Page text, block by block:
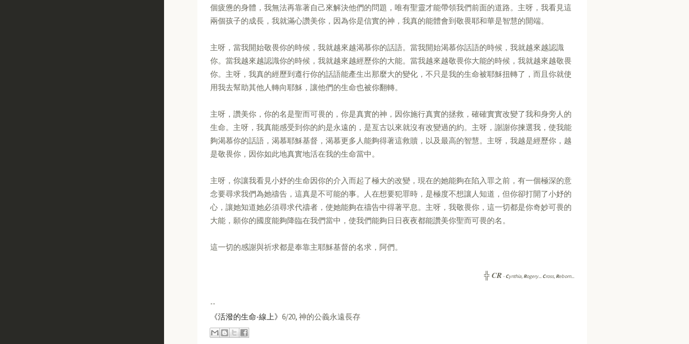
個疲憊的身體，我無法再靠著自己來解決他們的問題，唯有聖靈才能帶領我們前面的道路。主呀，我看見這
兩個孩子的成長，我就滿心讚美你，因為你是信實的神，我真的能體會到敬畏耶和華是智慧的開端。
主呀，當我開始敬畏你的時候，我就越來越渴慕你的話語。當我開始渴慕你話語的時候，我就越來越認識
你。當我越來越認識你的時候，我就越來越經歷你的大能。當我越來越敬畏你大能的時候，我就越來越敬畏
你。主呀，我真的經歷到遵行你的話語能產生出那麼大的變化，不只是我的生命被耶穌扭轉了，而且你就使
用我去幫助其他人轉向耶穌，讓他們的生命也被你翻轉。
主呀，讚美你，你的名是聖而可畏的，你是真實的神，因你施行真實的拯救，確確實實改變了我和身旁人的
生命。主呀，我真能感受到你的約是永遠的，是亙古以來就沒有改變過的約。主呀，謝謝你揀選我，使我能
夠渴慕你的話語，渴慕耶穌基督，渴慕更多人能夠得著這救贖，以及最高的智慧。主呀，我越是經歷你，越
是敬畏你，因你如此地真實地活在我的生命當中。
主呀，你讓我看見小妤的生命因你的介入而起了極大的改變，現在的她能夠在陷入罪之前，有一個極深的意
念要尋求我們為她禱告，這真是不可能的事。人在想要犯罪時，是極度不想讓人知道，但你卻打開了小妤的
心，讓她知道她必須尋求代禱者，使她能夠在禱告中得著平息。主呀，我敬畏你，這一切都是你奇妙可畏的
大能，願你的國度能夠降臨在我們當中，使我們能夠日日夜夜都能讚美你聖而可畏的名。
這一切的感謝與祈求都是奉靠主耶穌基督的名求，阿們。
╬ CR -Cynthia, Rogery... Cross, Reborn...
--
《活潑的生命-線上》 6/20, 神的公義永遠長存